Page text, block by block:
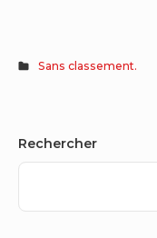
Sans classement.
Sidebar
Widget
Area
Rechercher